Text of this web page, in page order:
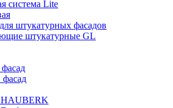
система Lite
штукатурных фасадов
штукатурные GL
HAUBERK